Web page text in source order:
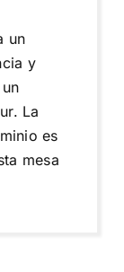
un
y
La
es
mesa